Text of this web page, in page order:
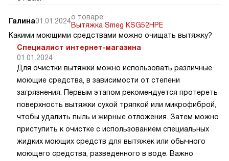
Галина01.01.2024о товаре:
Вытяжка Smeg KSG52HPE
Какими моющими средствами можно очищать вытяжку?
Специалист интернет-магазина
01.01.2024
Для очистки вытяжки можно использовать различные
моющие средства, в зависимости от степени
загрязнения. Первым этапом рекомендуется протереть
поверхность вытяжки сухой тряпкой или микрофиброй,
чтобы удалить пыль и жирные отложения. Затем можно
приступить к очистке с использованием специальных
жидких моющих средств для вытяжек или обычного
моющего средства, разведенного в воде. Важно